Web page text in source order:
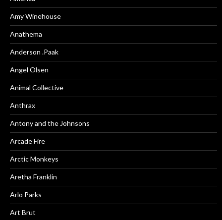
Amy Winehouse
Anathema
Anderson .Paak
Angel Olsen
Animal Collective
Anthrax
Antony and the Johnsons
Arcade Fire
Arctic Monkeys
Aretha Franklin
Arlo Parks
Art Brut